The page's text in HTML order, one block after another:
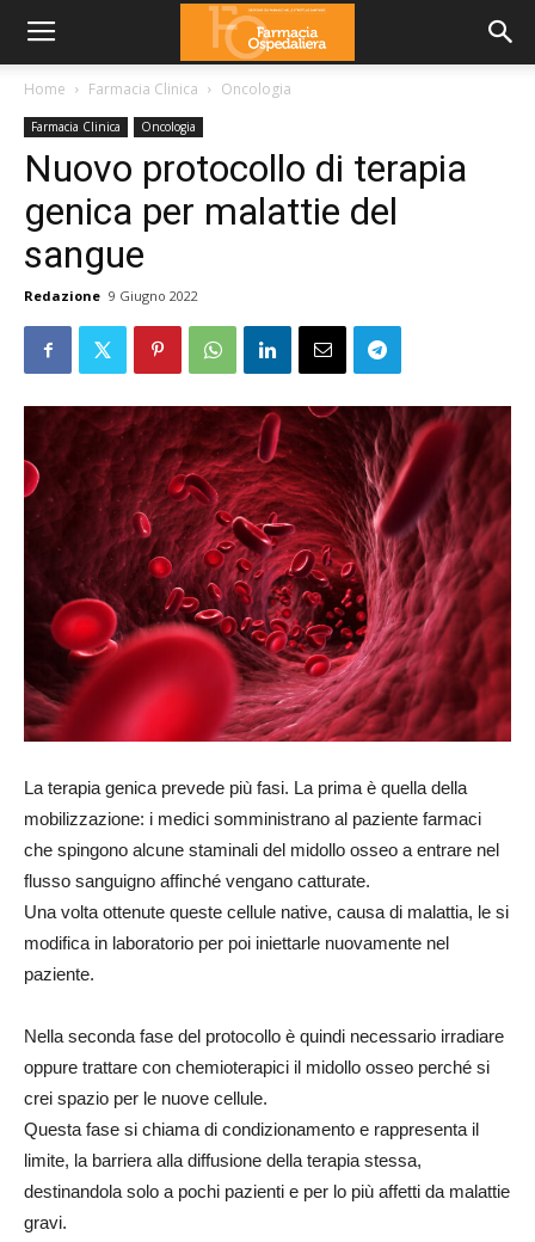
Home Farmacia Clinica Oncologia
Farmacia Clinica Oncologia
Nuovo protocollo di terapia
genica per malattie del
sangue
Redazione 9 Giugno 2022
La terapia genica prevede più fasi. La prima è quella della
mobilizzazione: i medici somministrano al paziente farmaci
che spingono alcune staminali del midollo osseo a entrare nel
flusso sanguigno affinché vengano catturate.
Una volta ottenute queste cellule native, causa di malattia, le si
modifica in laboratorio per poi iniettarle nuovamente nel
paziente.
Nella seconda fase del protocollo è quindi necessario irradiare
oppure trattare con chemioterapici il midollo osseo perché si
crei spazio per le nuove cellule.
Questa fase si chiama di condizionamento e rappresenta il
limite, la barriera alla diffusione della terapia stessa,
destinandola solo a pochi pazienti e per lo più affetti da malattie
gravi.